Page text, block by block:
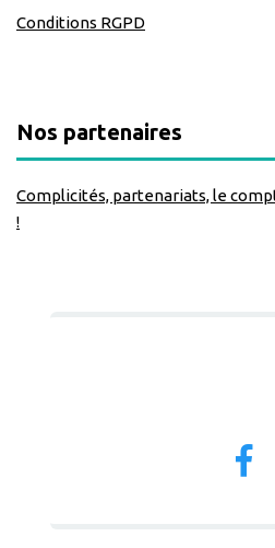
Conditions RGPD
Nos partenaires
Complicités, partenariats, le
!